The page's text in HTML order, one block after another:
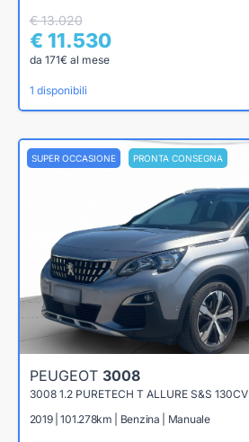
€ 13.020
€ 11.530
da 171€ al mese
1 disponibili
SUPER OCCASIONE PRONTA CONSEGNA
PEUGEOT 3008
3008 1.2 PURETECH T ALLURE S&S 130CV
2019 | 101.278km | Benzina | Manuale